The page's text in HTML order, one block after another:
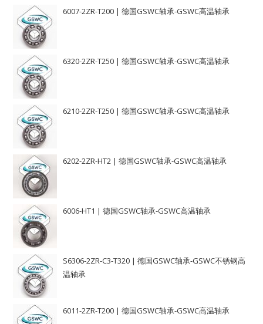
6007-2ZR-T200 | 德国GSWC轴承-GSWC高温轴承
6320-2ZR-T250 | 德国GSWC轴承-GSWC高温轴承
6210-2ZR-T250 | 德国GSWC轴承-GSWC高温轴承
6202-2ZR-HT2 | 德国GSWC轴承-GSWC高温轴承
6006-HT1 | 德国GSWC轴承-GSWC高温轴承
S6306-2ZR-C3-T320 | 德国GSWC轴承-GSWC不锈钢高
温轴承
6011-2ZR-T200 | 德国GSWC轴承-GSWC高温轴承